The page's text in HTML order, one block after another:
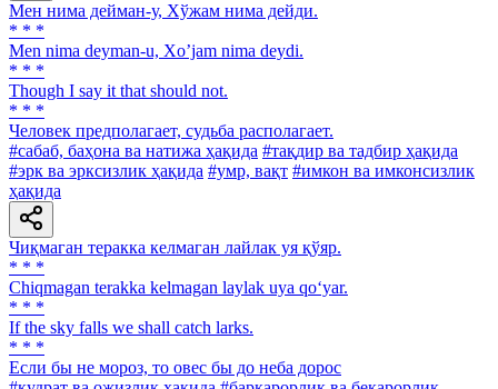
Мен нима дейман-у, Хўжам нима дейди.
* * *
Men nima deyman-u, Xoʼjam nima deydi.
* * *
Though I say it that should not.
* * *
Человек предполагает, судьба располагает.
#сабаб, баҳона ва натижа ҳақида #тақдир ва тадбир ҳақида
#эрк ва эрксизлик ҳақида #умр, вақт #имкон ва имконсизлик
ҳақида
Чиқмаган теракка келмаган лайлак уя қўяр.
* * *
Chiqmagan terakka kelmagan laylak uya qo‘yar.
* * *
If the sky falls we shall catch larks.
* * *
Если бы не мороз, то овес бы до неба дорос